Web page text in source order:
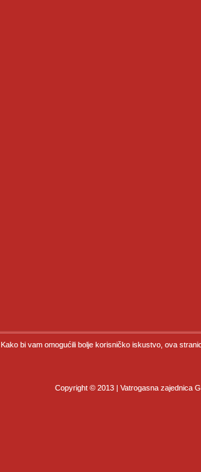
Kako bi vam omogućili bolje korisničko iskustvo, ova
Copyright © 2013 | Vatrogasna zajednica